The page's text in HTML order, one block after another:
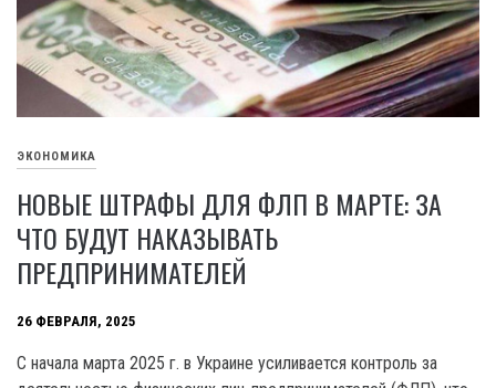
ЭКОНОМИКА
НОВЫЕ ШТРАФЫ ДЛЯ ФЛП В МАРТЕ: ЗА
ЧТО БУДУТ НАКАЗЫВАТЬ
ПРЕДПРИНИМАТЕЛЕЙ
26 ФЕВРАЛЯ, 2025
С начала марта 2025 г. в Украине усиливается контроль за